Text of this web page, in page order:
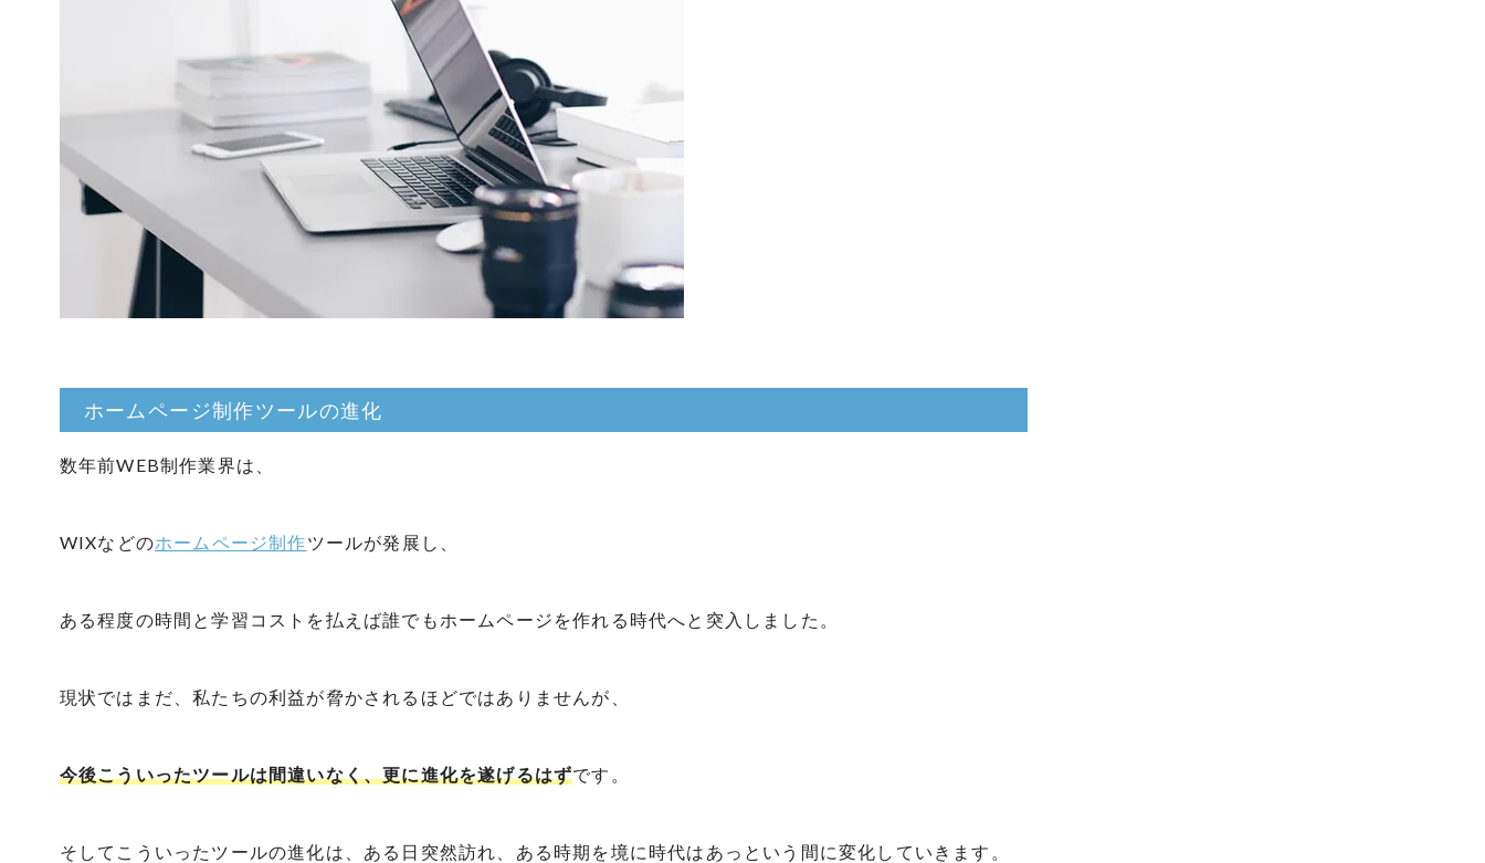
ホームページ制作ツールの進化
数年前WEB制作業界は、
WIXなどのホームページ制作ツールが発展し、
ある程度の時間と学習コストを払えば誰でもホームページを作れる時代へと突入しました。
現状ではまだ、私たちの利益が脅かされるほどではありませんが、
今後こういったツールは間違いなく、更に進化を遂げるはずです。
そしてこういったツールの進化は、ある日突然訪れ、ある時期を境に時代はあっという間に変化していきます。